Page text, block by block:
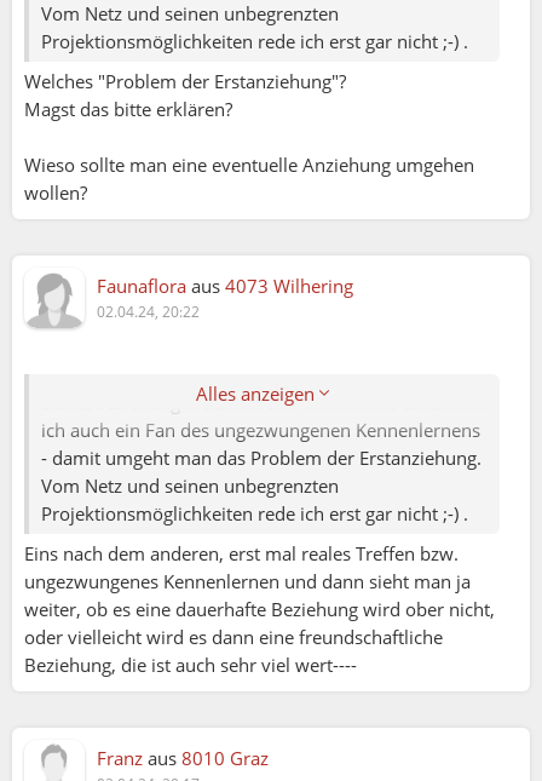
Vom Netz und seinen unbegrenzten
Projektionsmöglichkeiten rede ich erst gar nicht ;-) .
Welches "Problem der Erstanziehung"?
Magst das bitte erklären?
Wieso sollte man eine eventuelle Anziehung umgehen
wollen?
Faunaflora aus 4073 Wilhering
02.04.24, 20:22
Alles anzeigen
Franz:
Margit:
Franz - die Basis zu finden ist schon eher bei
einen realen Treffen als hier im Netz,
erst dann merkt man ob die gewisse Chemie
stimmt, finde ich halt.
Liebesbeziehung braucht noch viel mehr. Deshalb bin
ich auch ein Fan des ungezwungenen Kennenlernens
- damit umgeht man das Problem der Erstanziehung.
Vom Netz und seinen unbegrenzten
Projektionsmöglichkeiten rede ich erst gar nicht ;-) .
Eins nach dem anderen, erst mal reales Treffen bzw.
ungezwungenes Kennenlernen und dann sieht man ja
weiter, ob es eine dauerhafte Beziehung wird ober nicht,
oder vielleicht wird es dann eine freundschaftliche
Beziehung, die ist auch sehr viel wert----
Franz aus 8010 Graz